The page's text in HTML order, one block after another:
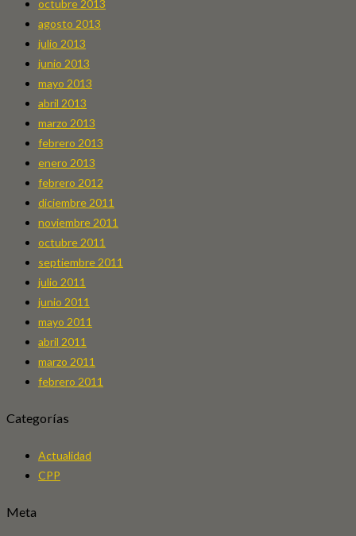
octubre 2013
agosto 2013
julio 2013
junio 2013
mayo 2013
abril 2013
marzo 2013
febrero 2013
enero 2013
febrero 2012
diciembre 2011
noviembre 2011
octubre 2011
septiembre 2011
julio 2011
junio 2011
mayo 2011
abril 2011
marzo 2011
febrero 2011
Categorías
Actualidad
CPP
Meta